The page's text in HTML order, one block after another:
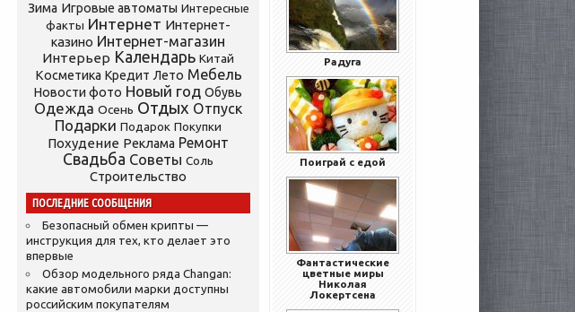
Зима Игровые автоматы Интересные
факты Интернет Интернет-
казино Интернет-магазин
Интерьер Календарь Китай
Косметика Кредит Лето Мебель
Новости фото Новый год Обувь
Одежда Осень Отдых Отпуск
Подарки Подарок Покупки
Похудение Реклама Ремонт
Свадьба Советы Соль
Строительство
ПОСЛЕДНИЕ СООБЩЕНИЯ
Безопасный обмен крипты —
инструкция для тех, кто делает это
впервые
Обзор модельного ряда Changan:
какие автомобили марки доступны
российским покупателям
Радуга
Поиграй с едой
Фантастические
цветные миры
Николая
Локертсена